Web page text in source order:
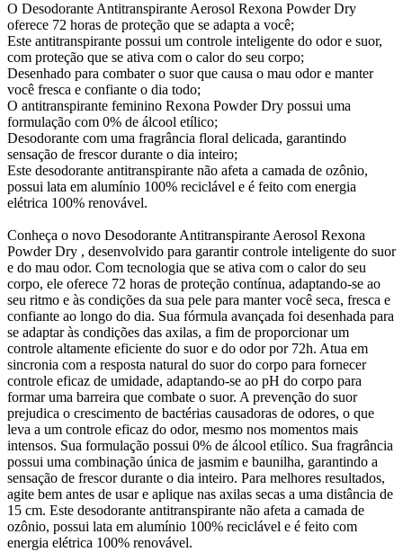
O Desodorante Antitranspirante Aerosol Rexona Powder Dry
oferece 72 horas de proteção que se adapta a você;
Este antitranspirante possui um controle inteligente do odor e suor,
com proteção que se ativa com o calor do seu corpo;
Desenhado para combater o suor que causa o mau odor e manter
você fresca e confiante o dia todo;
O antitranspirante feminino Rexona Powder Dry possui uma
formulação com 0% de álcool etílico;
Desodorante com uma fragrância floral delicada, garantindo
sensação de frescor durante o dia inteiro;
Este desodorante antitranspirante não afeta a camada de ozônio,
possui lata em alumínio 100% reciclável e é feito com energia
elétrica 100% renovável.
Conheça o novo Desodorante Antitranspirante Aerosol Rexona
Powder Dry , desenvolvido para garantir controle inteligente do suor
e do mau odor. Com tecnologia que se ativa com o calor do seu
corpo, ele oferece 72 horas de proteção contínua, adaptando-se ao
seu ritmo e às condições da sua pele para manter você seca, fresca e
confiante ao longo do dia. Sua fórmula avançada foi desenhada para
se adaptar às condições das axilas, a fim de proporcionar um
controle altamente eficiente do suor e do odor por 72h. Atua em
sincronia com a resposta natural do suor do corpo para fornecer
controle eficaz de umidade, adaptando-se ao pH do corpo para
formar uma barreira que combate o suor. A prevenção do suor
prejudica o crescimento de bactérias causadoras de odores, o que
leva a um controle eficaz do odor, mesmo nos momentos mais
intensos. Sua formulação possui 0% de álcool etílico. Sua fragrância
possui uma combinação única de jasmim e baunilha, garantindo a
sensação de frescor durante o dia inteiro. Para melhores resultados,
agite bem antes de usar e aplique nas axilas secas a uma distância de
15 cm. Este desodorante antitranspirante não afeta a camada de
ozônio, possui lata em alumínio 100% reciclável e é feito com
energia elétrica 100% renovável.